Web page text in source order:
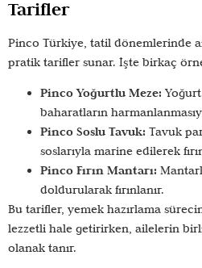
Tarifler
Pinco Türkiye, tatil dönemlerinde
pratik tarifler sunar. İşte birkaç
Pinco Yoğurtlu Meze:
baharatların
Pinco Soslu Tavuk: Tavuk
soslarıyla marine edilerek
Pinco Fırın Mantarı:
doldurularak fırınlanır.
Bu tarifler, yemek hazırlama
lezzetli hale getirirken, ailelerin
olanak tanır.